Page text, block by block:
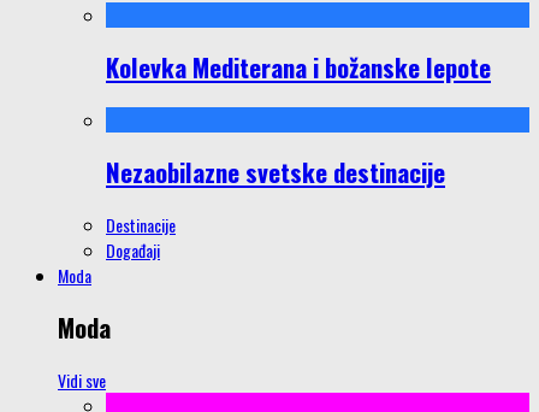
Kolevka Mediterana i božanske lepote
Nezaobilazne svetske destinacije
Destinacije
Događaji
Moda
Moda
Vidi sve